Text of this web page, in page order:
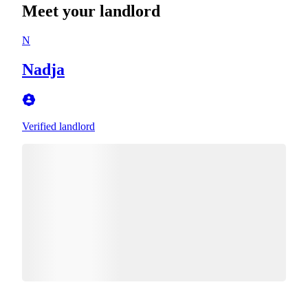
Meet your landlord
N
Nadja
Verified landlord